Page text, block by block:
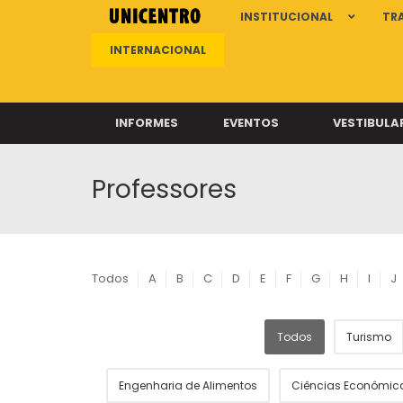
INSTITUCIONAL
INTERNACIONAL
INFORMES EVENTOS
Professores
Todos A B C D E F G H I J
Todos Turismo
Engenharia de Alimentos Ciências